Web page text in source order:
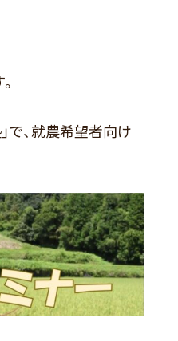
で、就農希望者向け